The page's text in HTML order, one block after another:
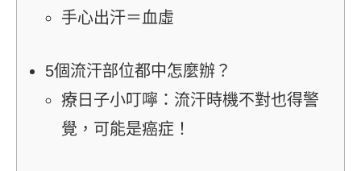
手心出汗＝血虛
5個流汗部位都中怎麼辦？
療日子小叮嚀：流汗時機不對也得警
覺，可能是癌症！